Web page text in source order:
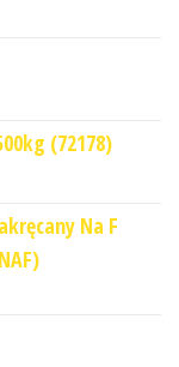
(72178)
Na F